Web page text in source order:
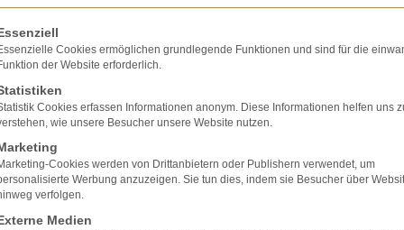
eine Liste der Service-Gruppen, für die eine
Cookies ermöglichen grundlegende Funktionen und sind für die
der Website erforderlich.
Cookies erfassen Informationen anonym. Diese Informationen helfen uns
wie unsere Besucher unsere Website nutzen.
Cookies werden von Drittanbietern oder Publishern verwendet, um
Werbung anzuzeigen. Sie tun dies, indem sie Besucher über
verfolgen.
Medien